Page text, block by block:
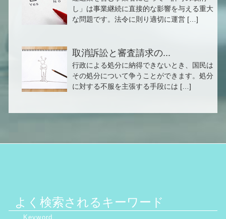
し」は事業継続に直接的な影響を与える重大
な問題です。法令に則り適切に運営 […]
取消訴訟と審査請求の...
行政による処分に納得できないとき、国民は
その処分について争うことができます。処分
に対する不服を主張する手段には […]
よく検索されるキーワード